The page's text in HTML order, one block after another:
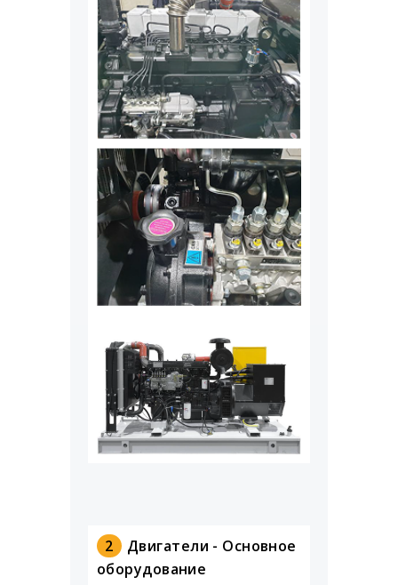
2
Двигатели - Основное
оборудование